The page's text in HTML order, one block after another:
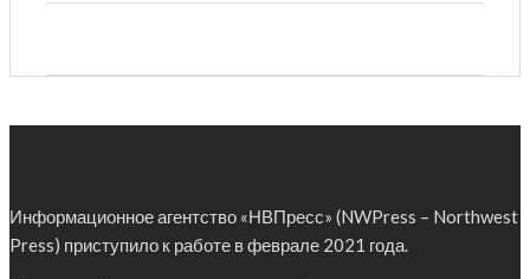
Информационное агентство «НВПресс» (NWPress – Northwest
Press) приступило к работе в феврале 2021 года.